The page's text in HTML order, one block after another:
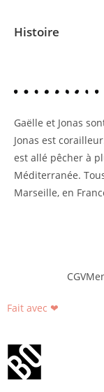
Histoire
Gaëlle et Jonas
Jonas est
est allé pêcher à
Méditerranée.
Marseille, en
CGV
Fait avec ❤